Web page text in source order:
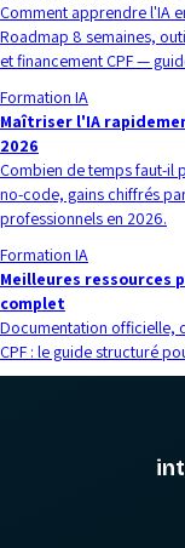
Comment apprendre l'IA
Roadmap 8 semaines,
et financement CPF —
Formation IA
Maîtriser l'IA
2026
Combien de temps faut-il
no-code, gains chiffrés
professionnels en 2026.
Formation IA
Meilleures ressources
complet
Documentation officielle,
CPF : le guide structuré